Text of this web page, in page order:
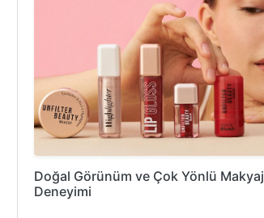
Doğal Görünüm ve Çok Yönlü Makyaj
Deneyimi